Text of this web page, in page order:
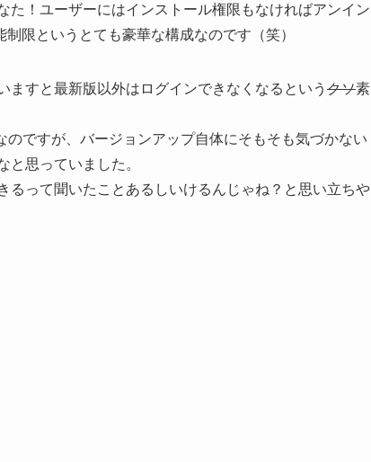
！ユーザーにはインストール権限もなければアンイン
限というとても豪華な構成なのです（笑）
すと最新版以外はログインできなくなるという クソ素
ですが、バージョンアップ自体にそもそも気づかない
と思っていました。
るって聞いたことあるしいけるんじゃね？と思い立ちや